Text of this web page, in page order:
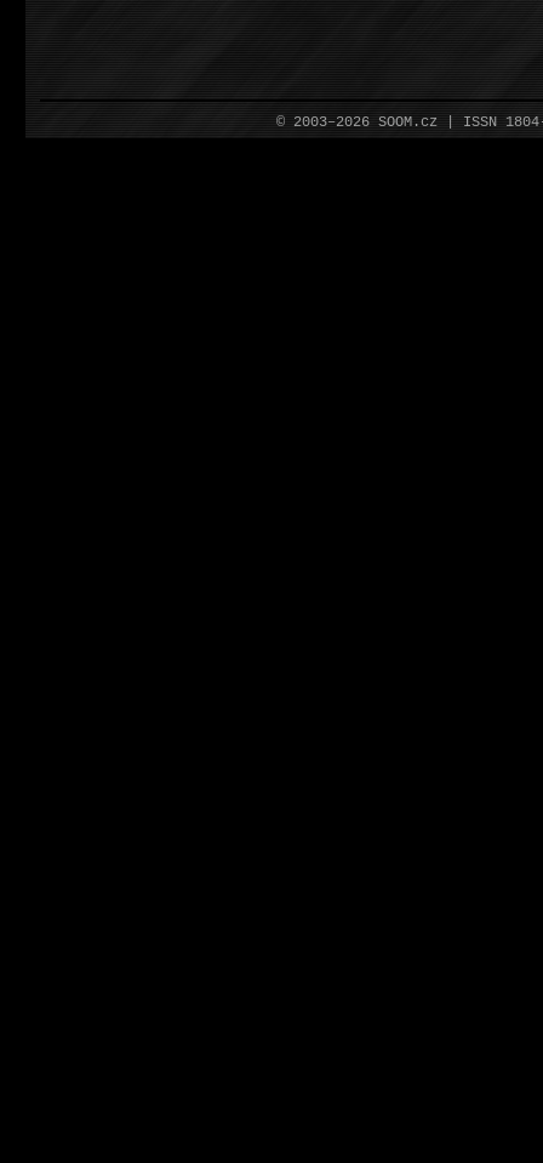
© 2003–2026 SOOM.cz | ISSN